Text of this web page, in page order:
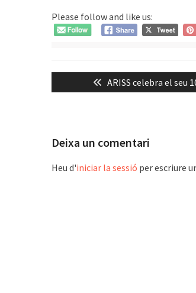
Please follow and like us:
Navegació
d'entradesPrevious
post:
ARISS celebra el seu
Deixa un comentari
Heu d'iniciar la sessió per escriure